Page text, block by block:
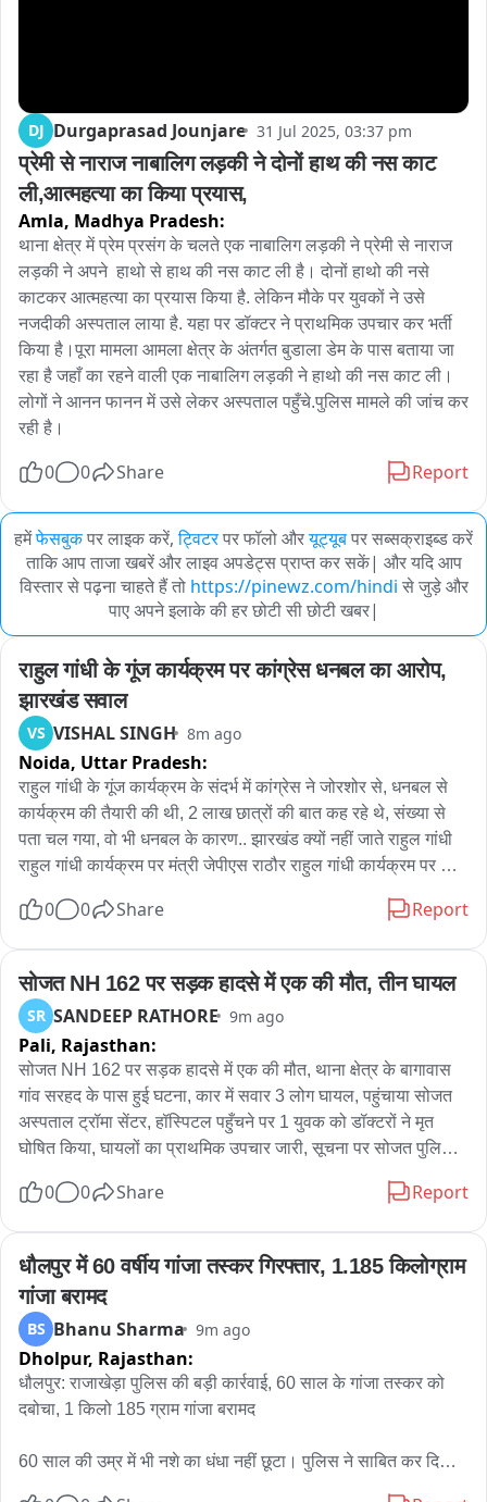
DJ Durgaprasad Jounjare 31 Jul 2025, 03:37 pm
प्रेमी से नाराज नाबालिग लड़की ने दोनों हाथ की नस काट
ली,आत्महत्या का किया प्रयास,
Amla, Madhya Pradesh:
थाना क्षेत्र में प्रेम प्रसंग के चलते एक नाबालिग लड़की ने प्रेमी से नाराज
लड़की ने अपने  हाथो से हाथ की नस काट ली है। दोनों हाथो की नसे
काटकर आत्महत्या का प्रयास किया है. लेकिन मौके पर युवकों ने उसे
नजदीकी अस्पताल लाया है. यहा पर डॉक्टर ने प्राथमिक उपचार कर भर्ती
किया है।पूरा मामला आमला क्षेत्र के अंतर्गत बुडाला डेम के पास बताया जा
रहा है जहाँ का रहने वाली एक नाबालिग लड़की ने हाथो की नस काट ली।
लोगों ने आनन फानन में उसे लेकर अस्पताल पहुँचे.पुलिस मामले की जांच कर
रही है।
0 0 Share Report
हमेंफेसबुकपर लाइक करें, ट्विटरपर फॉलो औरयूट्यूबपर सब्सक्राइब्ड करें
ताकि आप ताजा खबरें और लाइव अपडेट्स प्राप्त कर सकें| और यदि आप
विस्तार से पढ़ना चाहते हैं तो https://pinewz.com/hindi से जुड़े और
पाए अपने इलाके की हर छोटी सी छोटी खबर|
राहुल गांधी के गूंज कार्यक्रम पर कांग्रेस धनबल का आरोप,
झारखंड सवाल
VS VISHAL SINGH 8m ago
Noida, Uttar Pradesh:
राहुल गांधी के गूंज कार्यक्रम के संदर्भ में कांग्रेस ने जोरशोर से, धनबल से
कार्यक्रम की तैयारी की थी, 2 लाख छात्रों की बात कह रहे थे, संख्या से
पता चल गया, वो भी धनबल के कारण.. झारखंड क्यों नहीं जाते राहुल गांधी
राहुल गांधी कार्यक्रम पर मंत्री जेपीएस राठौर राहुल गांधी कार्यक्रम पर
0 0 Share Report
सोजत NH 162 पर सड़क हादसे में एक की मौत, तीन घायल
SR SANDEEP RATHORE 9m ago
Pali, Rajasthan:
सोजत NH 162 पर सड़क हादसे में एक की मौत, थाना क्षेत्र के बागावास
गांव सरहद के पास हुई घटना, कार में सवार 3 लोग घायल, पहुंचाया सोजत
अस्पताल ट्रॉमा सेंटर, हॉस्पिटल पहुँचने पर 1 युवक को डॉक्टरों ने मृत
घोषित किया, घायलों का प्राथमिक उपचार जारी, सूचना पर सोजत पुलिस
0 0 Share Report
धौलपुर में 60 वर्षीय गांजा तस्कर गिरफ्तार, 1.185 किलोग्राम
गांजा बरामद
BS Bhanu Sharma 9m ago
Dholpur, Rajasthan:
धौलपुर: राजाखेड़ा पुलिस की बड़ी कार्रवाई, 60 साल के गांजा तस्कर को
दबोचा, 1 किलो 185 ग्राम गांजा बरामद
60 साल की उम्र में भी नशे का धंधा नहीं छूटा। पुलिस ने साबित कर दिया -